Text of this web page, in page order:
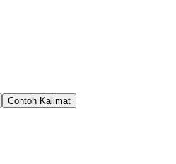
Contoh Kalimat